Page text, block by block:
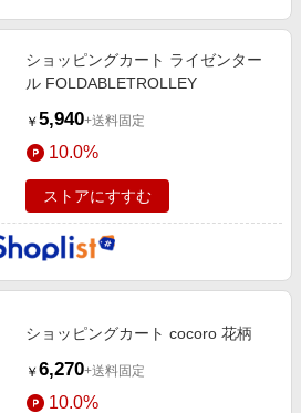
ショッピングカート ライゼンター
ル FOLDABLETROLLEY
￥ 5,940+送料固定
10.0%
ストアにすすむ
ショッピングカート cocoro 花柄
￥ 6,270+送料固定
10.0%